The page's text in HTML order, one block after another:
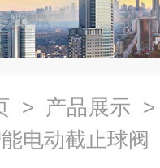
> 产品展示
电动截止球阀